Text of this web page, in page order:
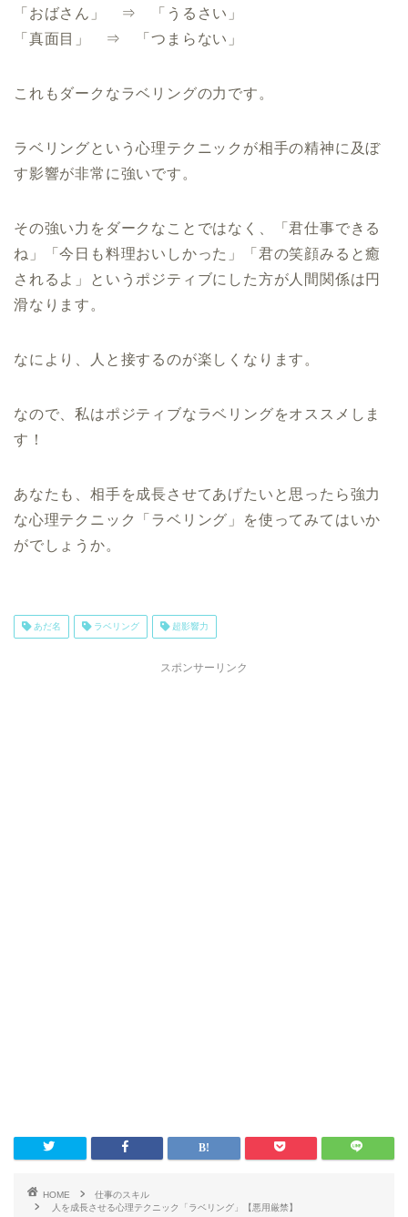
「おばさん」 ⇒ 「うるさい」
「真面目」 ⇒ 「つまらない」
これもダークなラベリングの力です。
ラベリングという心理テクニックが相手の精神に及ぼ
す影響が非常に強いです。
その強い力をダークなことではなく、「君仕事できる
ね」「今日も料理おいしかった」「君の笑顔みると癒
されるよ」というポジティブにした方が人間関係は円
滑なります。
なにより、人と接するのが楽しくなります。
なので、私はポジティブなラベリングをオススメしま
す！
あなたも、相手を成長させてあげたいと思ったら強力
な心理テクニック「ラベリング」を使ってみてはいか
がでしょうか。
あだ名 ラベリング 超影響力
スポンサーリンク
HOME
仕事のスキル
人を成長させる心理テクニック「ラベリング」【悪用厳禁】